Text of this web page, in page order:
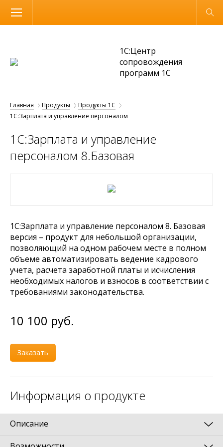
Размер шрифта Обычная версия
1С:Центр
сопровождения
программ 1С
Главная Продукты
Продукты 1С
1С:Зарплата и управление персоналом
1С:Зарплата и управление
персоналом 8.Базовая
1С:Зарплата и управление персоналом 8. Базовая
версия – продукт для небольшой организации,
позволяющий на одном рабочем месте в полном
объеме автоматизировать ведение кадрового
учета, расчета заработной платы и исчисления
необходимых налогов и взносов в соответствии с
требованиями законодательства.
10 100 руб.
Заказать
Информация о продукте
Описание